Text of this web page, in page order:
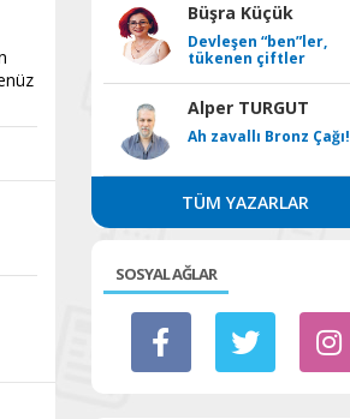
Büşra Küçük
Devleşen “ben”ler,
tükenen çiftler
Alper TURGUT
Ah zavallı Bronz Çağı!
TÜM YAZARLAR
SOSYAL AĞLAR